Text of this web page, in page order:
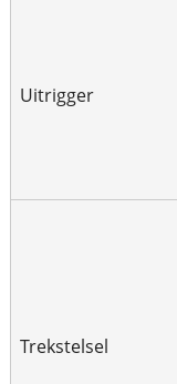
Uitrigger
Trekstelsel